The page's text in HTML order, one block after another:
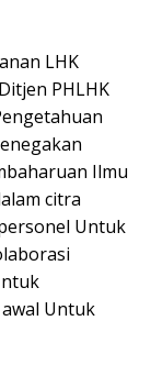
LHK
PHLHK
Ilmu
citra
Untuk
Untuk